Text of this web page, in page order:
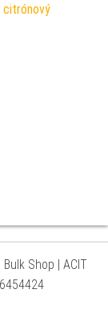
citrónový
Bulk Shop | ACIT